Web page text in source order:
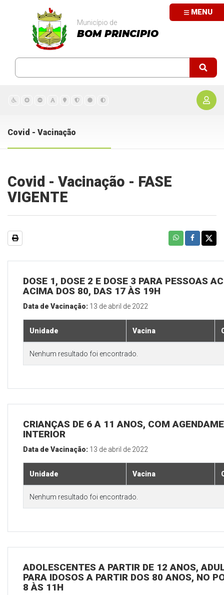
MENU
Município de
BOM PRINCIPIO
Covid - Vacinação
Covid - Vacinação - FASE
VIGENTE
DOSE 1, DOSE 2 E DOSE 3 PARA PESSOAS
ACIMA DOS 80, DAS 17 ÀS 19H
Data de Vacinação: 13 de abril de 2022
Unidade Vacina
Nenhum resultado foi encontrado.
CRIANÇAS DE 6 A 11 ANOS, COM
INTERIOR
Data de Vacinação: 13 de abril de 2022
Unidade Vacina
Nenhum resultado foi encontrado.
ADOLESCENTES A PARTIR DE 12 ANOS,
PARA IDOSOS A PARTIR DOS 80 ANOS, NO
8 ÀS 11H